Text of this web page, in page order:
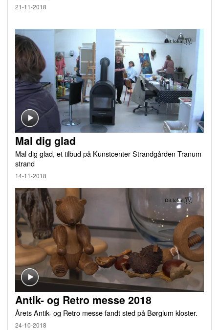
21-11-2018
Mal dig glad
Mal dig glad, et tilbud på Kunstcenter Strandgården Tranum
strand
14-11-2018
Antik- og Retro messe 2018
Årets Antik- og Retro messe fandt sted på Børglum kloster.
24-10-2018